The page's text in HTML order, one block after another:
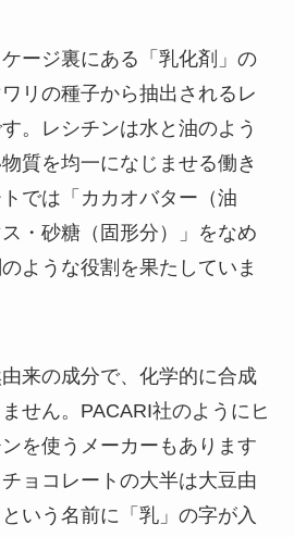
ージ裏にある「乳化剤」の
リの種子から抽出されるレ
。レシチンは水と油のよう
質を均一になじませる働き
では「カカオバター（油
・砂糖（固形分）」をなめ
ような役割を果たしていま
来の成分で、化学的に合成
せん。PACARI社のようにヒ
を使うメーカーもあります
ョコレートの大半は大豆由
いう名前に「乳」の字が入